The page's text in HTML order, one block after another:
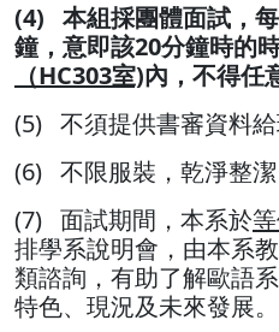
(4) 本組採團體面試，
鐘，意即該20分鐘時的
（HC303室)內，不得任
(5) 不須提供書審資料給
(6) 不限服裝，乾淨整潔
(7) 面試期間，本系於
排學系說明會，由本系
類諮詢，有助了解歐語
特色、現況及未來發展。